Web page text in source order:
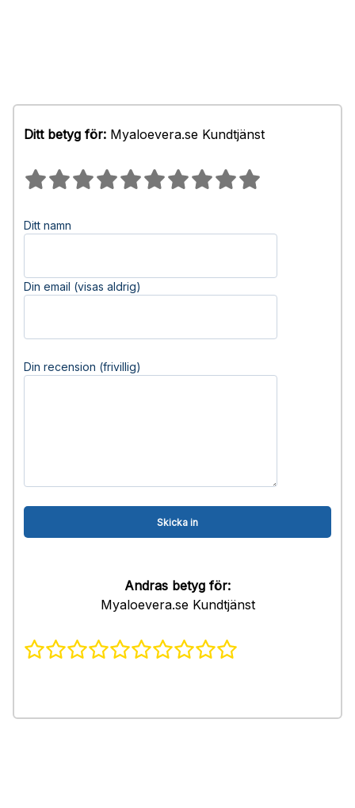
Ditt betyg för: Myaloevera.se Kundtjänst
Ditt namn
Din email (visas aldrig)
Din recension (frivillig)
Andras betyg för:
Myaloevera.se Kundtjänst